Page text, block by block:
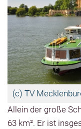
(c) TV
Allein der große
63 km². Er ist